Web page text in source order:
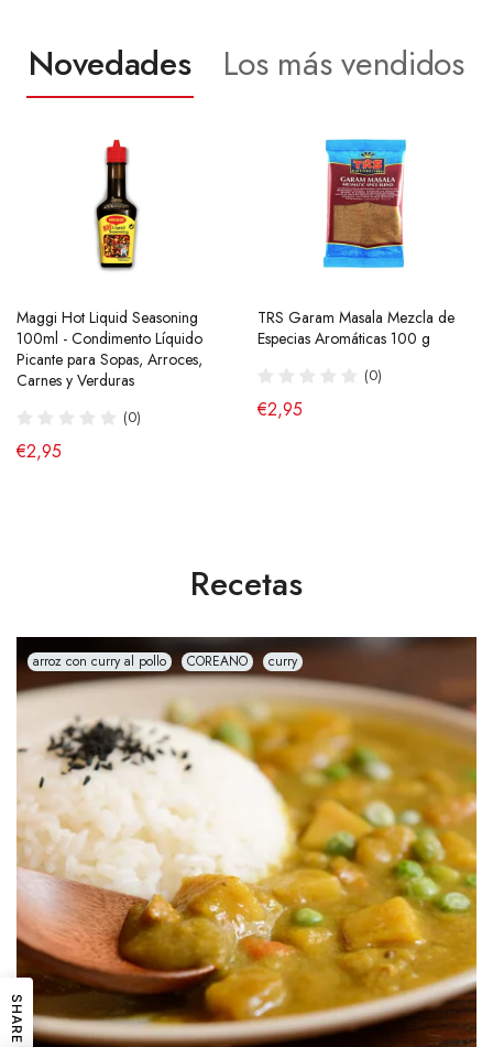
Novedades Los más vendidos
Maggi Hot Liquid Seasoning
100ml - Condimento Líquido
Picante para Sopas, Arroces,
Carnes y Verduras
(0)
€2,95
TRS Garam Masala Mezcla de
Especias Aromáticas 100 g
(0)
€2,95
Ramen Buldak Carbonara
Coreano (Halal) 130g SamYang
(40)
Salsa de Chili Crujiente 210g
Laoganma
(43)
€4,95
Recetas
arroz con curry al pollo COREANO curry
SHARE